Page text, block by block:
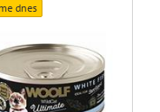
dnes